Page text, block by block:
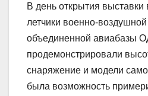
В день открытия выставки
летчики военно-
объединенной авиабазы
продемонстрировали
снаряжение и модели
была возможность